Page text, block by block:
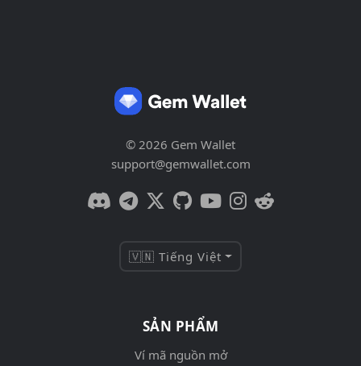
© 2026 Gem Wallet
support@gemwallet.com
🇻🇳 Tiếng Việt
SẢN PHẨM
Ví mã nguồn mở